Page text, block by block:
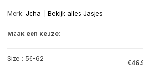
Merk: Joha Bekijk alles Jasjes
Maak een keuze:
Size : 56-62